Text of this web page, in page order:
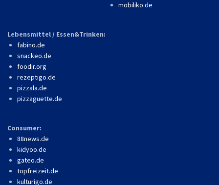
mobiliko.de
Lebensmittel / Essen&Trinken:
fabino.de
snackeo.de
foodir.org
rezeptigo.de
pizzala.de
pizzaguette.de
Consumer:
88news.de
kidyoo.de
gateo.de
topfreizeit.de
kulturigo.de